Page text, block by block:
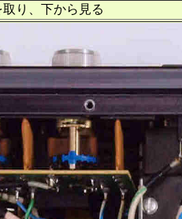
り、下から見る